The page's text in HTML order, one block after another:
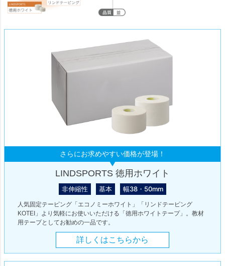
さらにお求めやすい価格が登場！
LINDSPORTS 徳用ホワイト
非伸縮性 基本 幅38・50mm
人気固定テーピング「エコノミーホワイト」「リンドテーピング
KOTEI」より気軽にお使いいただける「徳用ホワイトテープ」。教材
用テープとしてお勧めの一品です。
詳しくはこちらから